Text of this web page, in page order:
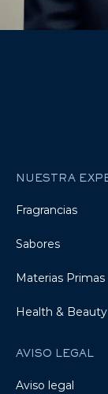
NUESTRA
Fragrancias
Sabores
Materias Primas
Health & Beauty
AVISO LEGAL
Aviso legal